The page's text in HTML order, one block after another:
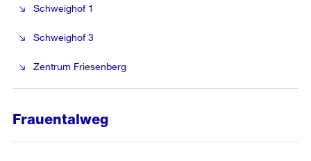
Schweighof 1
Schweighof 3
Zentrum Friesenberg
Frauentalweg